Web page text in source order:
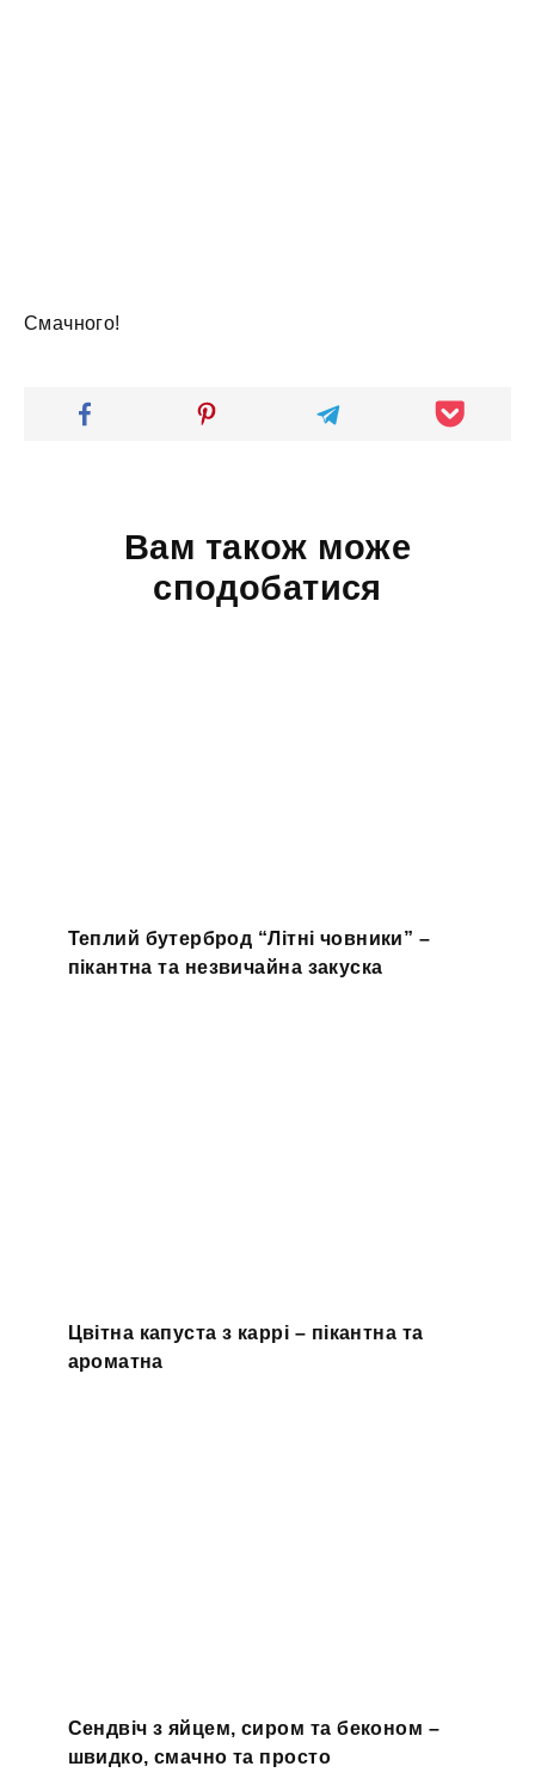
Смачного!
Вам також може
сподобатися
Теплий бутерброд “Літні човники” –
пікантна та незвичайна закуска
Цвітна капуста з каррі – пікантна та
ароматна
Сендвіч з яйцем, сиром та беконом –
швидко, смачно та просто